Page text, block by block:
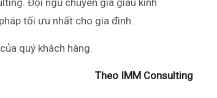
Đội ngũ chuyên gia giàu kinh
tối ưu nhất cho gia đình.
quý khách hàng.
Theo IMM Consulting